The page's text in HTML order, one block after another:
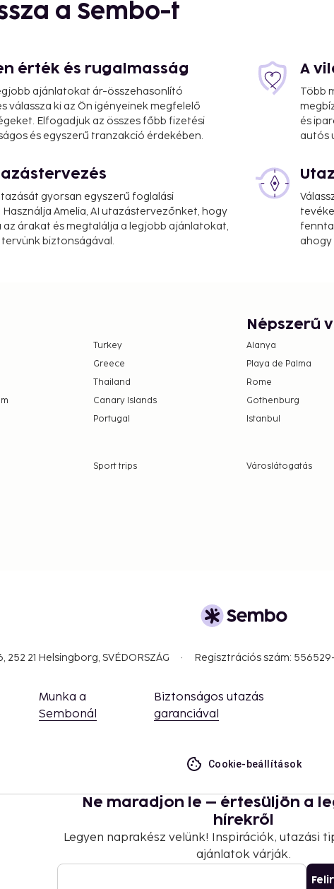
a Sembo-t
érték és rugalmasság
ajánlatokat ár-összehasonlító
válassza ki az Ön igényeinek megfelelő
Elfogadjuk az összes főbb fizetési
és egyszerű tranzakció érdekében.
A
Több
és
autós
gyorsan egyszerű foglalási
Amelia, AI utazástervezőnket, hogy
az árakat és megtalálja a legjobb ajánlatokat,
biztonságával.
ahogy
Turkey
Greece
Thailand
Canary Islands
Portugal
Népszerű
Alanya
Playa de Palma
Rome
Gothenburg
Istanbul
Sport trips Városlátogatás
252 21 Helsingborg, SVÉDORSZÁG Regisztrációs szám:
Munka a
Sembonál
Biztonságos utazás
garanciával
Cookie-beállítások
Ne maradjon le – értesüljön a
hírekről
Legyen naprakész velünk! Inspirációk, utazási
ajánlatok várják.